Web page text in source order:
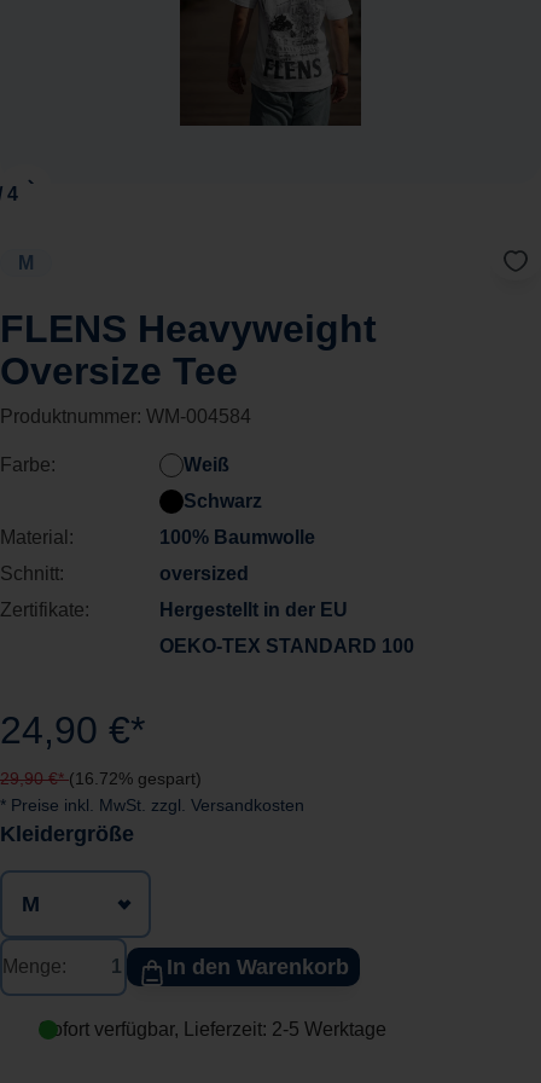
M
FLENS Heavyweight
Oversize Tee
Produktnummer: WM-004584
Farbe:
Weiß
Schwarz
Material:
100% Baumwolle
Schnitt:
oversized
Zertifikate:
Hergestellt in der EU
OEKO-TEX STANDARD 100
24,90 €*
29,90 €*(16.72% gespart)
* Preise inkl. MwSt. zzgl. Versandkosten
Kleidergröße
Menge: In den Warenkorb
Sofort verfügbar, Lieferzeit: 2-5 Werktage